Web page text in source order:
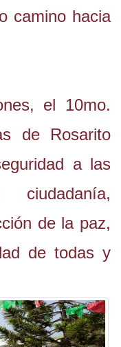
camino hacia
el 10mo.
de Rosarito
a las
de la paz,
de todas y